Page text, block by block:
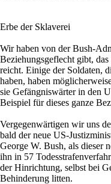
Erbe der Sklaverei
Wir haben von der Bush-
Beziehungsgeflecht gibt,
reicht. Einige der Soldaten,
haben, haben
sie Gefängniswärter in den
Beispiel für dieses ganze
Vergegenwärtigen wir uns
bald der neue US-
George W. Bush, als dieser
ihn in 57
der Hinrichtung, selbst bei
Behinderung litten.